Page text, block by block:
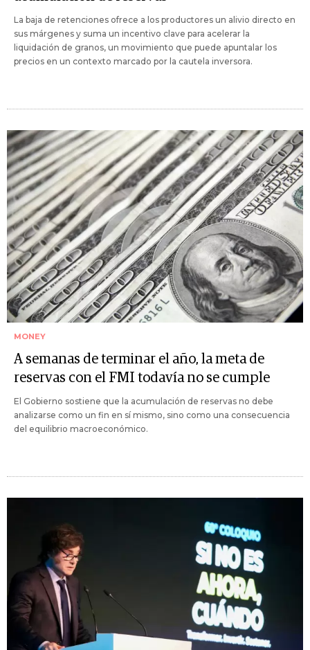
La baja de retenciones ofrece a los productores un alivio directo en
sus márgenes y suma un incentivo clave para acelerar la
liquidación de granos, un movimiento que puede apuntalar los
precios en un contexto marcado por la cautela inversora.
MONEY
A semanas de terminar el año, la meta de
reservas con el FMI todavía no se cumple
El Gobierno sostiene que la acumulación de reservas no debe
analizarse como un fin en sí mismo, sino como una consecuencia
del equilibrio macroeconómico.